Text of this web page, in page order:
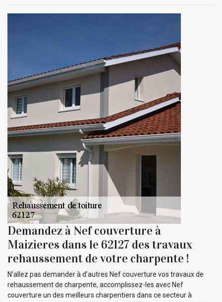
Demandez à Nef couverture à
Maizieres dans le 62127 des travaux
rehaussement de votre charpente !
N’allez pas demander à d’autres Nef couverture vos travaux de
rehaussement de charpente, accomplissez-les avec Nef
couverture un des meilleurs charpentiers dans ce secteur à